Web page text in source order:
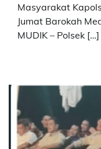
Masyarakat
Jumat Barokah
MUDIK – Polsek […]